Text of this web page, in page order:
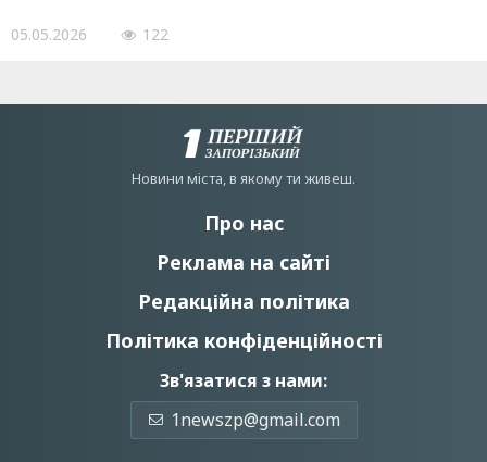
05.05.2026 122
Новини мiста, в якому ти живеш.
Про нас
Реклама на сайті
Редакційна політика
Політика конфіденційності
Зв'язатися з нами:
1newszp@gmail.com